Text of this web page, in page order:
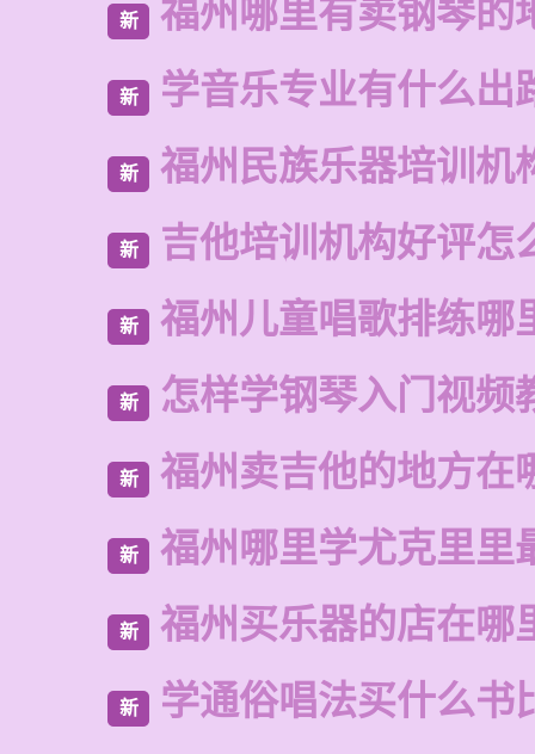
新 福州哪里有卖钢琴的
新 学音乐专业有什么出
新 福州民族乐器培训机
新 吉他培训机构好评怎
新 福州儿童唱歌排练哪
新 怎样学钢琴入门视频
新 福州卖吉他的地方在
新 福州哪里学尤克里里
新 福州买乐器的店在哪
新 学通俗唱法买什么书